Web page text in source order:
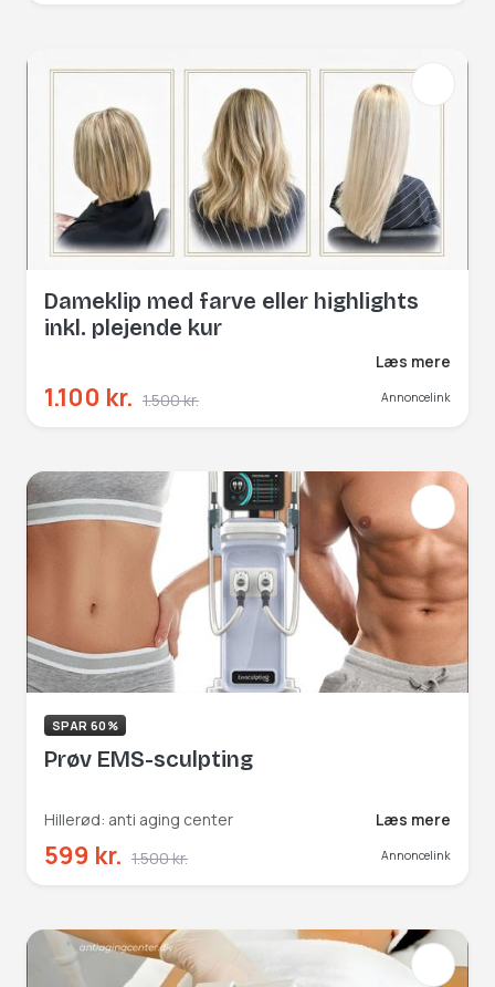
Dameklip med farve eller highlights
inkl. plejende kur
Læs mere
1.100 kr. 1.500 kr. Annoncelink
SPAR 60%
Prøv EMS-sculpting
Hillerød: anti aging center Læs mere
599 kr. 1.500 kr. Annoncelink